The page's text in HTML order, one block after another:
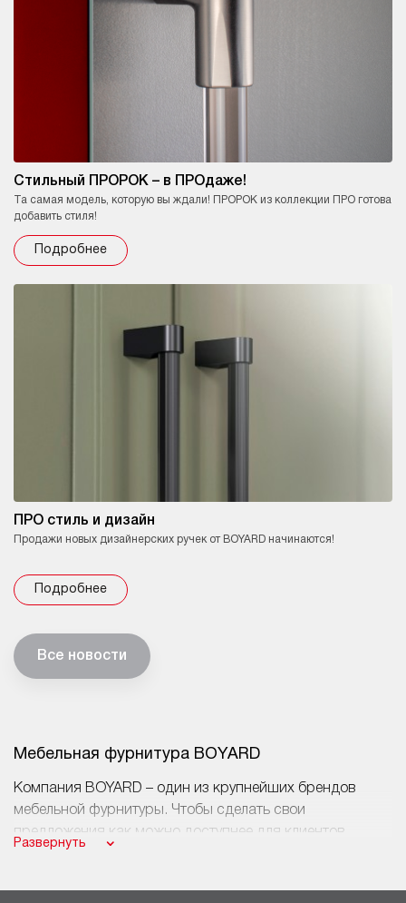
Стильный ПРОРОК – в ПРОдаже!
Та самая модель, которую вы ждали! ПРОРОК из коллекции ПРО готова
добавить стиля!
Подробнее
ПРО стиль и дизайн
Продажи новых дизайнерских ручек от BOYARD начинаются!
Подробнее
Все новости
Мебельная фурнитура BOYARD
Компания BOYARD – один из крупнейших брендов
мебельной фурнитуры. Чтобы сделать свои
предложения как можно доступнее для клиентов,
Развернуть